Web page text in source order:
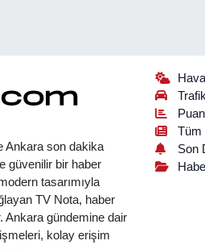
Ankara son dakika
güvenilir bir haber
tasarımıyla
TV Nota, haber
Ankara gündemine dair
kolay erişim
Tüm
Son